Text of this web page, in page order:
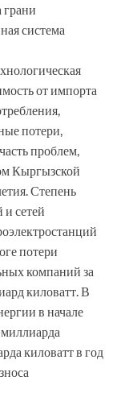
система
от импорта
потери,
проблем,
Кыргызской
Степень
и сетей
потери
компаний за
киловатт. В
в начале
киловатт в год